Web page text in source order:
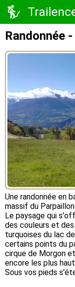
Randonnée
Une randonnée en
massif du
Le paysage qui
des couleurs et des
turquoises du lac
certains points du
cirque de Morgon
encore les plus
Sous vos pieds